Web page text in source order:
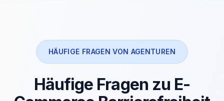
HÄUFIGE FRAGEN VON AGENTUREN
Häufige Fragen zu E-